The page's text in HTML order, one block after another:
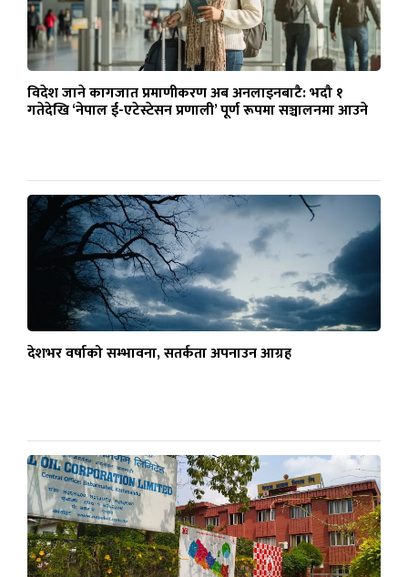
विदेश जाने कागजात प्रमाणीकरण अब अनलाइनबाटै: भदौ १
गतेदेखि ‘नेपाल ई-एटेस्टेसन प्रणाली’ पूर्ण रूपमा सञ्चालनमा आउने
देशभर वर्षाको सम्भावना, सतर्कता अपनाउन आग्रह